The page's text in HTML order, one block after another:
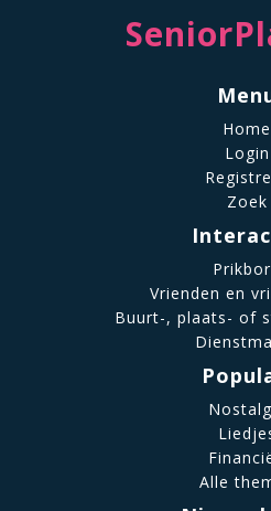
Home
Login
Zoek
Vrienden en
Buurt-, plaats- of
Alle